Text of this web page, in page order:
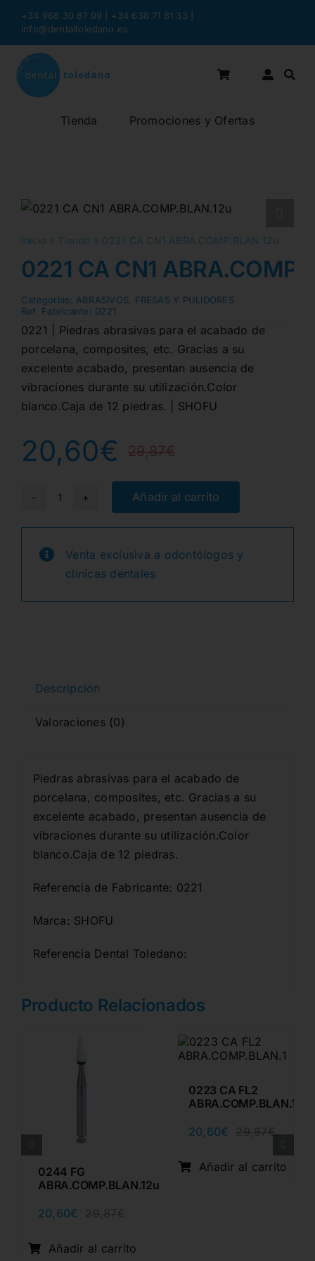
Saltar
contenido
+34 968 30 87 99 | +34 638 71 81 33
info@dentaltoledano.es
Tienda Promociones y Ofertas
Inicio » Tienda » 0221 CA CN1 ABRA.COMP.BLAN.12u
0221 CA CN1
Categorias: ABRASIVOS
FRESAS Y PULIDORES
Ref. Fabricante: 0221
0221 | Piedras abrasivas para el acabado de
porcelana, composites, etc. Gracias a su
excelente acabado, presentan ausencia de
vibraciones durante su utilización.Color
blanco.Caja de 12 piedras. | SHOFU
29,87€El
precio
original
era:
29,87€.
20,60€
El
precio
actual
es:
20,60€.
0221
CA
ABRA.COMP.BLAN.12u
cantidad
Añadir al carrito
Venta exclusiva a odontólogos y
clínicas dentales
Descripción
Valoraciones (0)
Piedras abrasivas para el acabado de
porcelana, composites, etc. Gracias a su
excelente acabado, presentan ausencia de
vibraciones durante su utilización.Color
blanco.Caja de 12 piedras.
Referencia de Fabricante: 0221
Marca: SHOFU
Referencia Dental Toledano:
Producto Relacionados
0244 FG
ABRA.COMP.BLAN.12u
29,87 €
original
20,60€
actual
Añadir al carrito
0223 CA FL2
ABRA.COMP.BLAN.12u
29,87 €El
original
20,60€
El
actual
Añadir al carrito